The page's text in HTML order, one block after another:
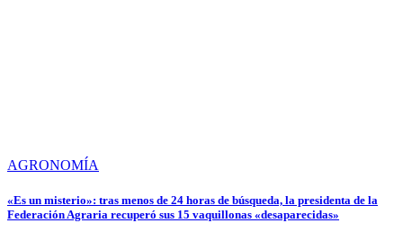
AGRONOMÍA
«Es un misterio»: tras menos de 24 horas de búsqueda, la presidenta de la
Federación Agraria recuperó sus 15 vaquillonas «desaparecidas»